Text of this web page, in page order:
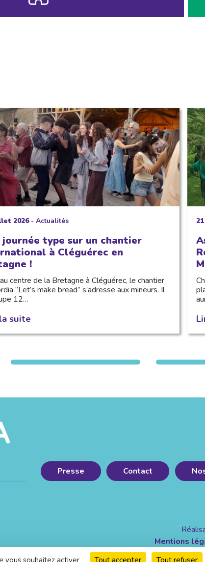
2026- Actualités
journée type sur un chantier
à Cléguérec en
!
centre de la Bretagne à Cléguérec, le chantier
“Let’s make bread” s’adresse aux mineurs. Il
12…
suite
Presse Contact
Mentions
vous souhaitez activer